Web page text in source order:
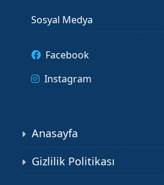
Sosyal Medya
Facebook
Instagram
Anasayfa
Gizlilik Politikası